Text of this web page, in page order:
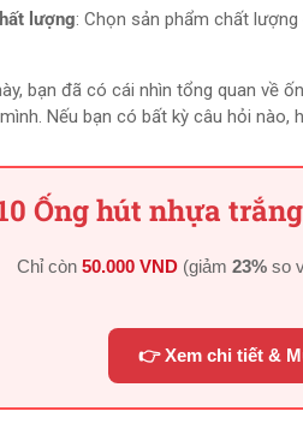
lượng: Chọn sản phẩm chất
bạn đã có cái nhìn tổng quan về
Nếu bạn có bất kỳ câu hỏi nào,
Ống hút nhựa
Chỉ còn50.000 VND (giảm23% so
👉 Xem chi tiết &